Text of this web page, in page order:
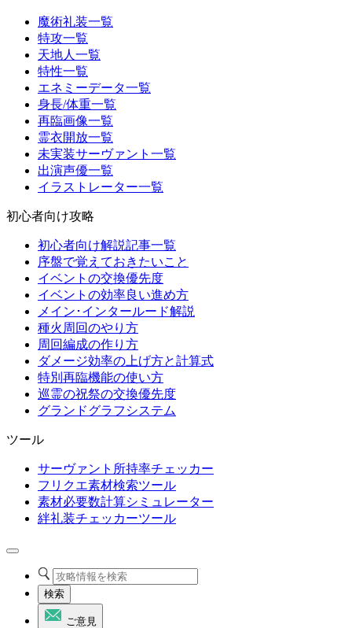
魔術礼装一覧
特攻一覧
天地人一覧
特性一覧
エネミーデータ一覧
身長/体重一覧
再臨画像一覧
霊衣開放一覧
未実装サーヴァント一覧
出演声優一覧
イラストレーター一覧
初心者向け攻略
初心者向け解説記事一覧
序盤で覚えておきたいこと
イベントの交換優先度
イベントの効率良い進め方
メイン･インタールード解説
種火周回のやり方
周回編成の作り方
ダメージ効率の上げ方と計算式
特別再臨機能の使い方
巡霊の祝祭の交換優先度
グランドグラフシステム
ツール
サーヴァント所持率チェッカー
フリクエ素材検索ツール
素材必要数計算シミュレーター
絆礼装チェッカーツール
検索
ご意見